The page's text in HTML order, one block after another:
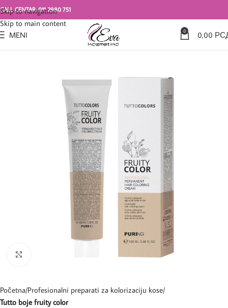
Skip to navigation
Skip to main content
CALL CENTAR: 011 2980 751
MENI 0 0,00
Početna Profesionalni preparati za kolorizaciju kose
Tutto boje fruity color